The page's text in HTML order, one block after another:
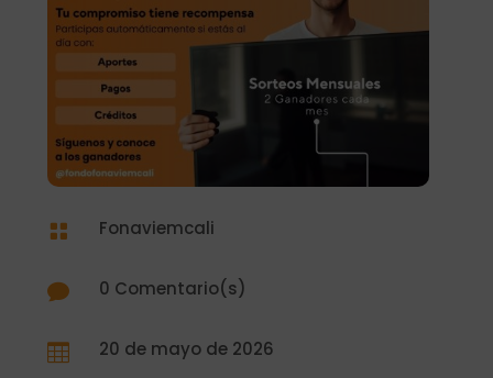
 Fonaviemcali
 0 Comentario(s)
 20 de mayo de 2026